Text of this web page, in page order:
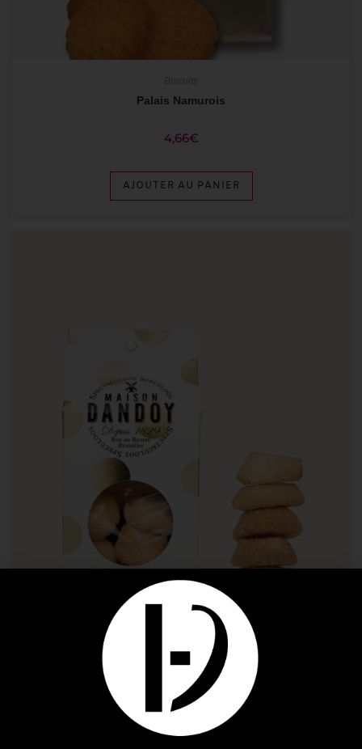
Palais Namurois
4,66€
AJOUTER AU PANIER
Biscuits
MAISON DANDOY BISCUIT SABLE AU